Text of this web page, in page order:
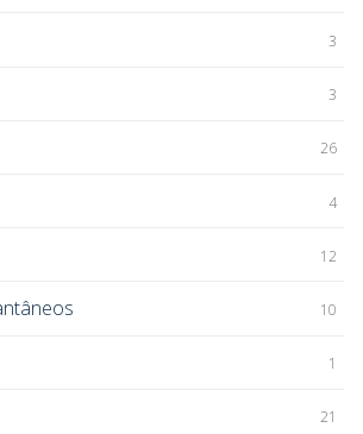
3
3
26
4
12
10
1
21